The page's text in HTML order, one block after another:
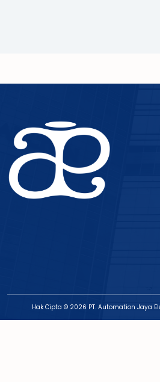
Hak Cipta © 2026 PT. Automation Jaya